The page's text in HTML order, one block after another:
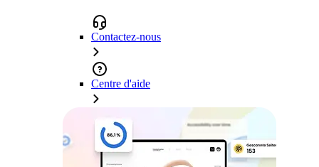
Contactez-nous
Centre d'aide